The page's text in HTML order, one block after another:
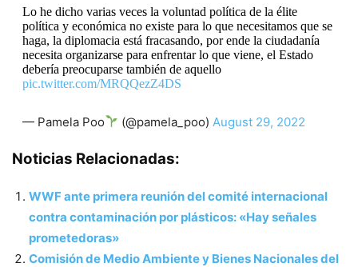
Lo he dicho varias veces la voluntad política de la élite
política y económica no existe para lo que necesitamos que se
haga, la diplomacia está fracasando, por ende la ciudadanía
necesita organizarse para enfrentar lo que viene, el Estado
debería preocuparse también de aquello
pic.twitter.com/MRQQezZ4DS
— Pamela Poo (@pamela_poo) August 29, 2022
Noticias Relacionadas:
WWF ante primera reunión del comité internacional
contra contaminación por plásticos: «Hay señales
prometedoras»
Comisión de Medio Ambiente y Bienes Nacionales del